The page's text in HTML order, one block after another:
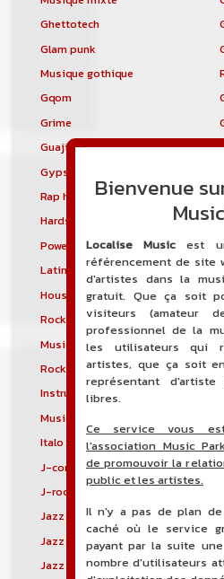
Ghettotech
Glam punk
Musique gothique
Gqom
Grime
Guajira
Gypsy punk
Rap hardcore
Hardstep
Power noise
Latin metal
House progressive
Rock indépendant
Musique industrielle
Rock industriel
Instrumental
Musique irlandaise
Italo Disco
J-core
J-rock
Jazz blues
Jazz Nouvelle-Orléans
Jazz vocal
Bienvenue
Localise Music est
référencement de site
d'artistes dans la
gratuit. Que ça soit
visiteurs (amateur
professionnel de la
les utilisateurs qui
artistes, que ça soit
représentant
libres.
Ce service vous
l'association Music
de promouvoir la
public et les artistes.
Il n'y a pas de plan de
caché où le service
payant par la suite
nombre d'utilisateurs